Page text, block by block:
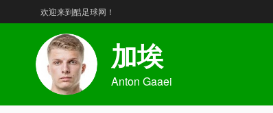
欢迎来到酷足球网！
加埃
Anton Gaaei